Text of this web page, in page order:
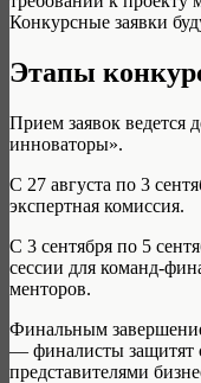
Конкурсные заявки
Этапы
Прием заявок ведется
инноваторы».
С 27 августа по 3
экспертная комиссия.
С 3 сентября по 5
сессии для команд-
менторов.
Финальным
— финалисты защитят
представителями